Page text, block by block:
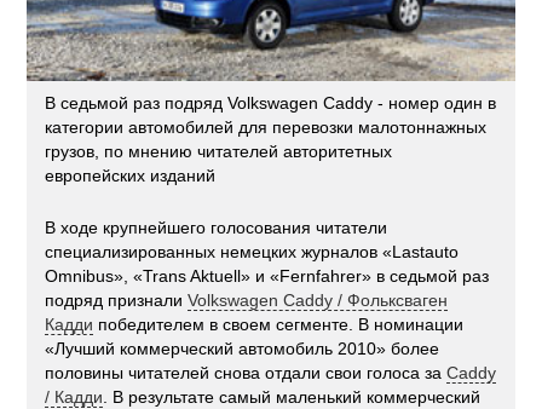
В седьмой раз подряд Volkswagen Caddy - номер один в
категории автомобилей для перевозки малотоннажных
грузов, по мнению читателей авторитетных
европейских изданий
В ходе крупнейшего голосования читатели
специализированных немецких журналов «Lastauto
Omnibus», «Trans Aktuell» и «Fernfahrer» в седьмой раз
подряд призналиVolkswagen Caddy / Фольксваген
Кадди победителем в своем сегменте. В номинации
«Лучший коммерческий автомобиль 2010» более
половины читателей снова отдали свои голоса заCaddy
/ Кадди . В результате самый маленький коммерческий